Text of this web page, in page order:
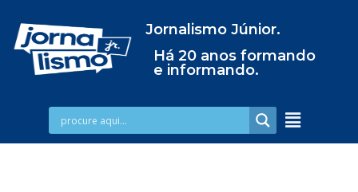
Jornalismo Júnior.
Há 20 anos formando
e informando.